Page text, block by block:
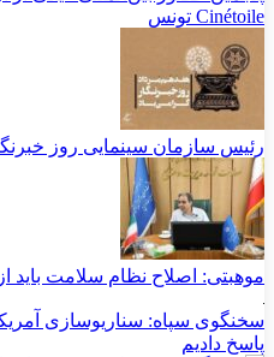
Cinétoile تونس
رئیس سازمان سینمایی روز
موهبتی: اصلاح نظام سلامت باید
سخنگوی سپاه: سناریوسازی
پاسخ دادیم